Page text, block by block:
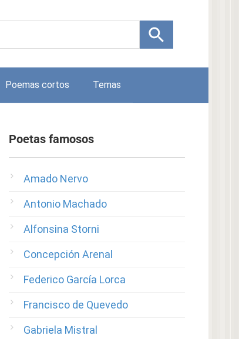
Poemas cortos Temas
Poetas famosos
Amado Nervo
Antonio Machado
Alfonsina Storni
Concepción Arenal
Federico García Lorca
Francisco de Quevedo
Gabriela Mistral